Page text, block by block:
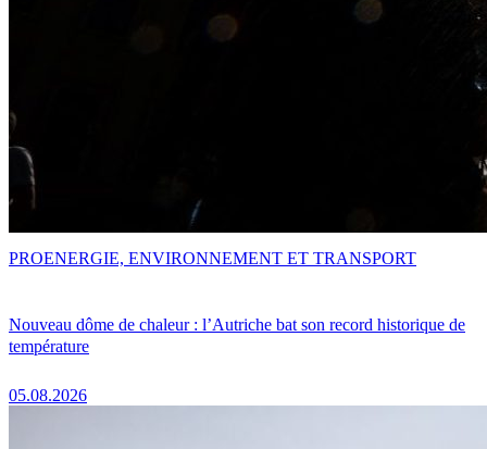
Nouveau dôme de chaleur : l’Autriche bat son record historique de
température
05.08.2026
PROENERGIE, ENVIRONNEMENT ET TRANSPORT